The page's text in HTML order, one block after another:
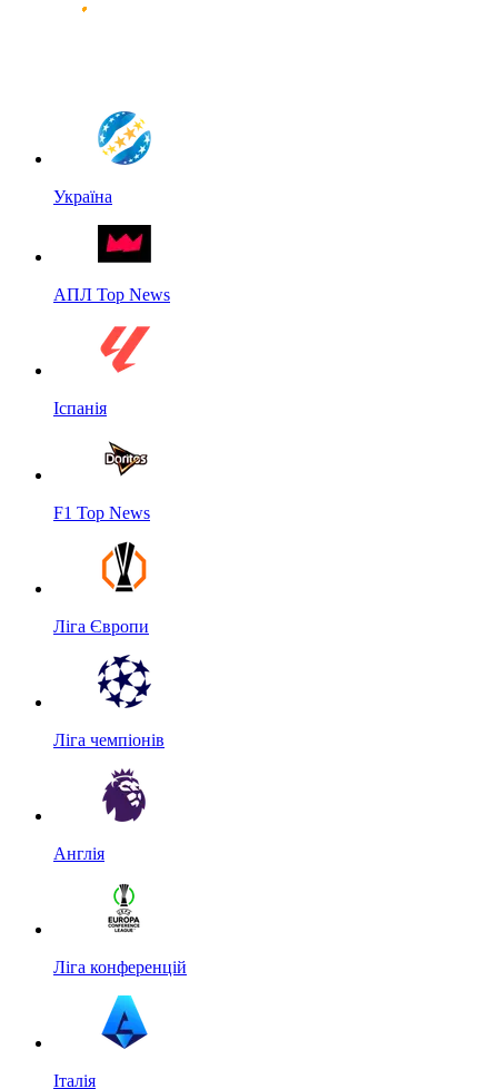
Україна
АПЛ Top News
Іспанія
F1 Top News
Ліга Європи
Ліга чемпіонів
Англія
Ліга конференцій
Італія